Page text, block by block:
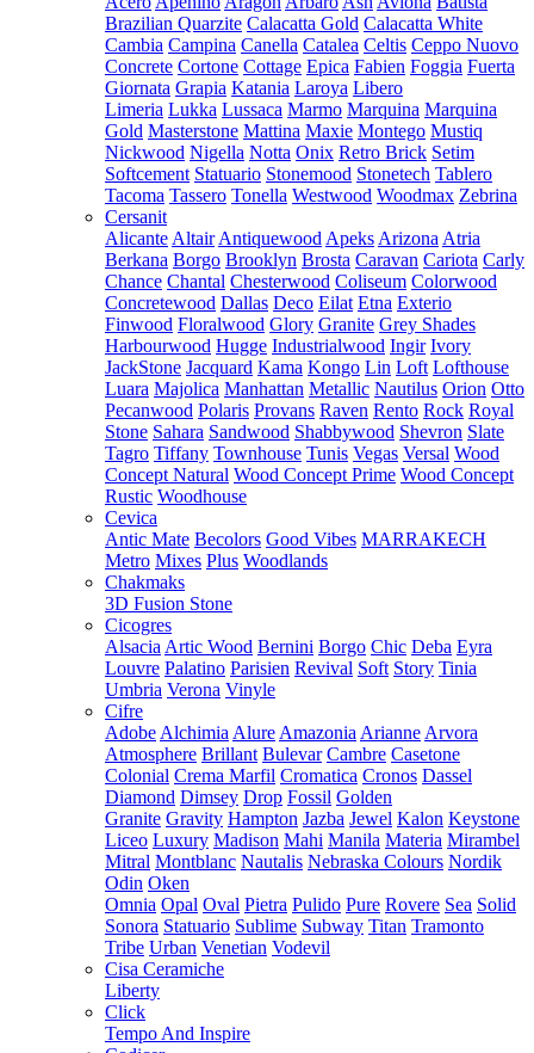
Brazilian Quarzite Calacatta Gold Calacatta White
Cambia Campina Canella Catalea Celtis Ceppo Nuovo
Concrete Cortone Cottage Epica Fabien Foggia Fuerta
Giornata Grapia Katania Laroya Libero
Limeria Lukka Lussaca Marmo Marquina Marquina
Gold Masterstone Mattina Maxie Montego Mustiq
Nickwood Nigella Notta Onix Retro Brick Setim
Softcement Statuario Stonemood Stonetech Tablero
Tacoma Tassero Tonella Westwood Woodmax Zebrina
Cersanit
Alicante Altair Antiquewood Apeks Arizona Atria
Berkana Borgo Brooklyn Brosta Caravan Cariota Carly
Chance Chantal Chesterwood Coliseum Colorwood
Concretewood Dallas Deco Eilat Etna Exterio
Finwood Floralwood Glory Granite Grey Shades
Harbourwood Hugge Industrialwood Ingir Ivory
JackStone Jacquard Kama Kongo Lin Loft Lofthouse
Luara Majolica Manhattan Metallic Nautilus Orion Otto
Pecanwood Polaris Provans Raven Rento Rock Royal
Stone Sahara Sandwood Shabbywood Shevron Slate
Tagro Tiffany Townhouse Tunis Vegas Versal Wood
Concept Natural Wood Concept Prime Wood Concept
Rustic Woodhouse
Cevica
Antic Mate Becolors Good Vibes MARRAKECH
Metro Mixes Plus Woodlands
Chakmaks
3D Fusion Stone
Cicogres
Alsacia Artic Wood Bernini Borgo Chic Deba Eyra
Louvre Palatino Parisien Revival Soft Story Tinia
Umbria Verona Vinyle
Cifre
Adobe Alchimia Alure Amazonia Arianne Arvora
Atmosphere Brillant Bulevar Cambre Casetone
Colonial Crema Marfil Cromatica Cronos Dassel
Diamond Dimsey Drop Fossil Golden
Granite Gravity Hampton Jazba Jewel Kalon Keystone
Liceo Luxury Madison Mahi Manila Materia Mirambel
Mitral Montblanc Nautalis Nebraska Colours Nordik
Odin Oken
Omnia Opal Oval Pietra Pulido Pure Rovere Sea Solid
Sonora Statuario Sublime Subway Titan Tramonto
Tribe Urban Venetian Vodevil
Cisa Ceramiche
Liberty
Click
Tempo And Inspire